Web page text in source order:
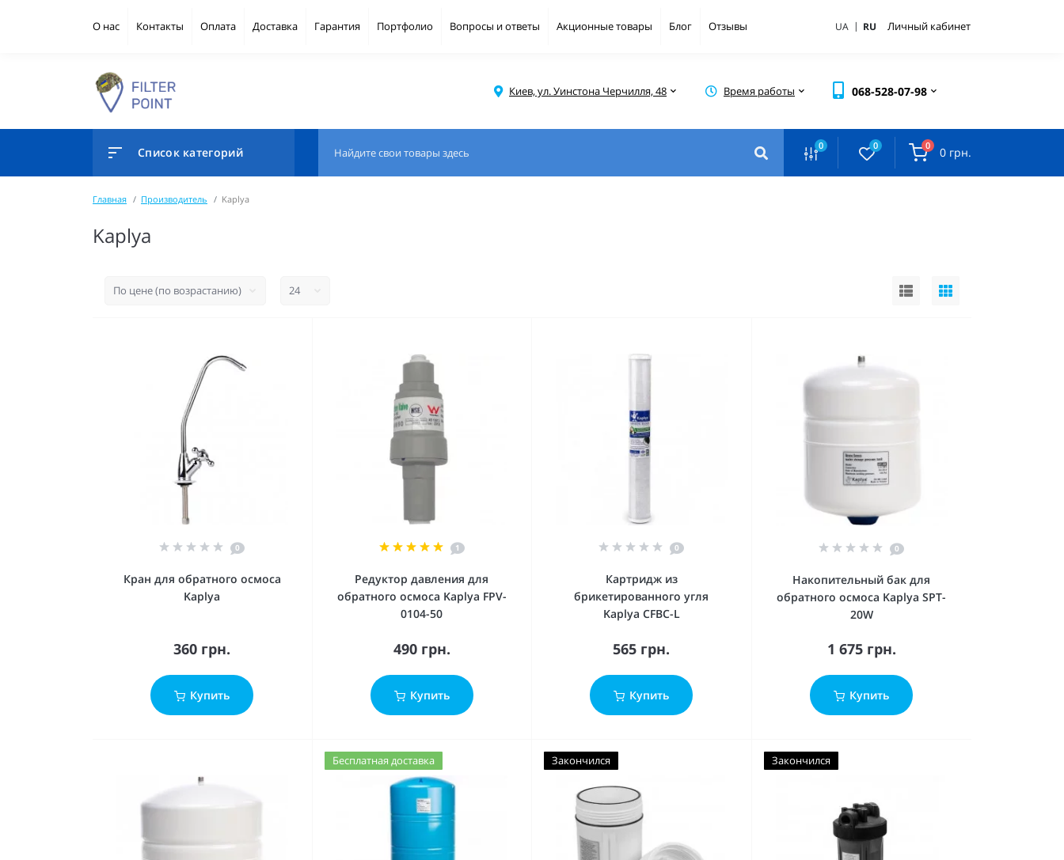
О нас Контакты Оплата Доставка Гарантия Портфолио Вопросы и ответы Акционные товары Блог Отзывы UA | RU Личный кабинет
Киев, ул. Уинстона Черчилля, 48 Время работы 068-528-07-98
Список категорий 0 0 0 0 грн.
Главная Производитель Kaplya
Kaplya
0
Кран для обратного осмоса
Kaplya
360 грн.
Купить
1
Редуктор давления для
обратного осмоса Kaplya FPV-
0104-50
490 грн.
Купить
0
Картридж из
брикетированного угля
Kaplya CFBC-L
565 грн.
Купить
0
Накопительный бак для
обратного осмоса Kaplya SPT-
20W
1 675 грн.
Купить
Бесплатная доставка Закончился Закончился